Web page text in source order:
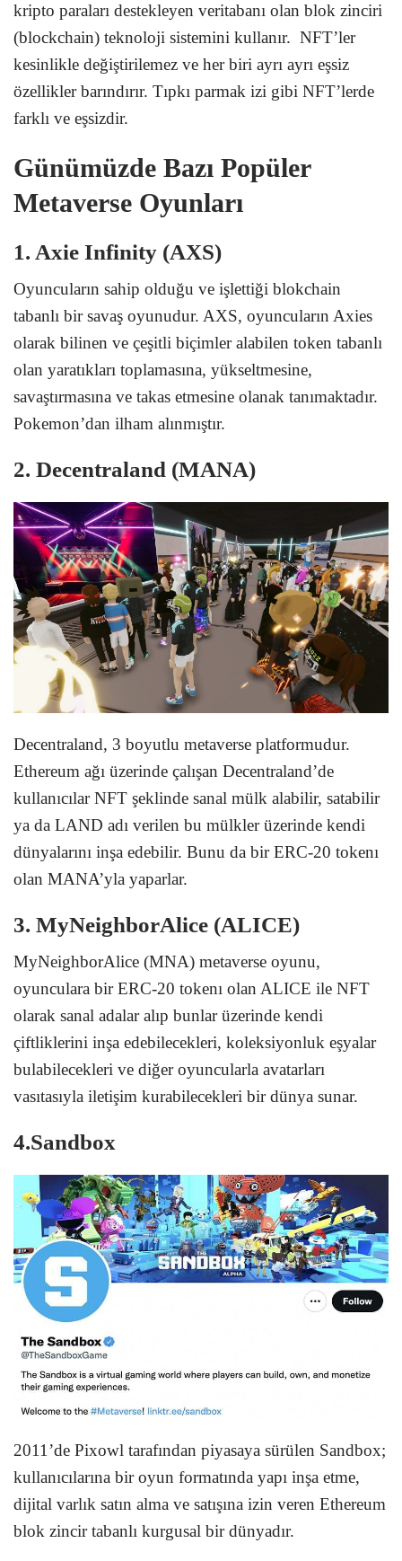
kripto paraları destekleyen veritabanı olan blok zinciri
(blockchain) teknoloji sistemini kullanır. NFT’ler
kesinlikle değiştirilemez ve her biri ayrı ayrı eşsiz
özellikler barındırır. Tıpkı parmak izi gibi NFT’lerde
farklı ve eşsizdir.
Günümüzde Bazı Popüler
Metaverse Oyunları
1. Axie Infinity (AXS)
Oyuncuların sahip olduğu ve işlettiği blokchain
tabanlı bir savaş oyunudur. AXS, oyuncuların Axies
olarak bilinen ve çeşitli biçimler alabilen token tabanlı
olan yaratıkları toplamasına, yükseltmesine,
savaştırmasına ve takas etmesine olanak tanımaktadır.
Pokemon’dan ilham alınmıştır.
2. Decentraland (MANA)
Decentraland, 3 boyutlu metaverse platformudur.
Ethereum ağı üzerinde çalışan Decentraland’de
kullanıcılar NFT şeklinde sanal mülk alabilir, satabilir
ya da LAND adı verilen bu mülkler üzerinde kendi
dünyalarını inşa edebilir. Bunu da bir ERC-20 tokenı
olan MANA’yla yaparlar.
3. MyNeighborAlice (ALICE)
MyNeighborAlice (MNA) metaverse oyunu,
oyunculara bir ERC-20 tokenı olan ALICE ile NFT
olarak sanal adalar alıp bunlar üzerinde kendi
çiftliklerini inşa edebilecekleri, koleksiyonluk eşyalar
bulabilecekleri ve diğer oyuncularla avatarları
vasıtasıyla iletişim kurabilecekleri bir dünya sunar.
4.Sandbox
2011’de Pixowl tarafından piyasaya sürülen Sandbox;
kullanıcılarına bir oyun formatında yapı inşa etme,
dijital varlık satın alma ve satışına izin veren Ethereum
blok zincir tabanlı kurgusal bir dünyadır.